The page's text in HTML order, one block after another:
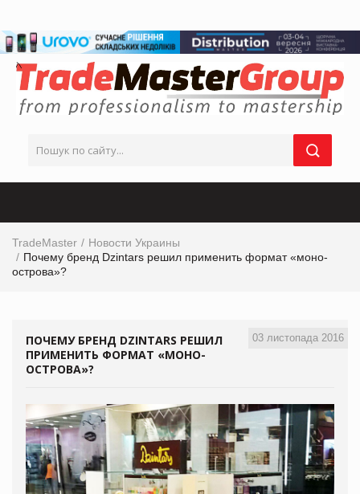
TradeMaster
Новости Украины
Почему бренд Dzintars решил применить формат «моно-
острова»?
03 листопада 2016
ПОЧЕМУ БРЕНД DZINTARS РЕШИЛ
ПРИМЕНИТЬ ФОРМАТ «МОНО-
ОСТРОВА»?